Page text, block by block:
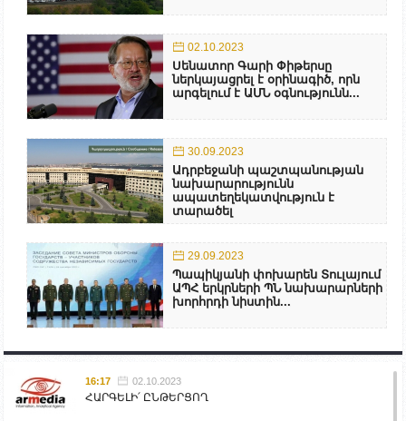
02.10.2023
Սենատոր Գարի Փիթերսը
ներկայացրել է օրինագիծ, որն
արգելում է ԱՄՆ օգնությունն...
30.09.2023
Ադրբեջանի պաշտպանության
նախարարությունն
ապատեղեկատվություն է
տարածել
29.09.2023
Պապիկյանի փոխարեն Տուլայում
ԱՊՀ երկրների ՊՆ նախարարների
խորհրդի նիստին...
16:17 02.10.2023
ՀԱՐԳԵԼԻ՛ ԸՆԹԵՐՑՈՂ